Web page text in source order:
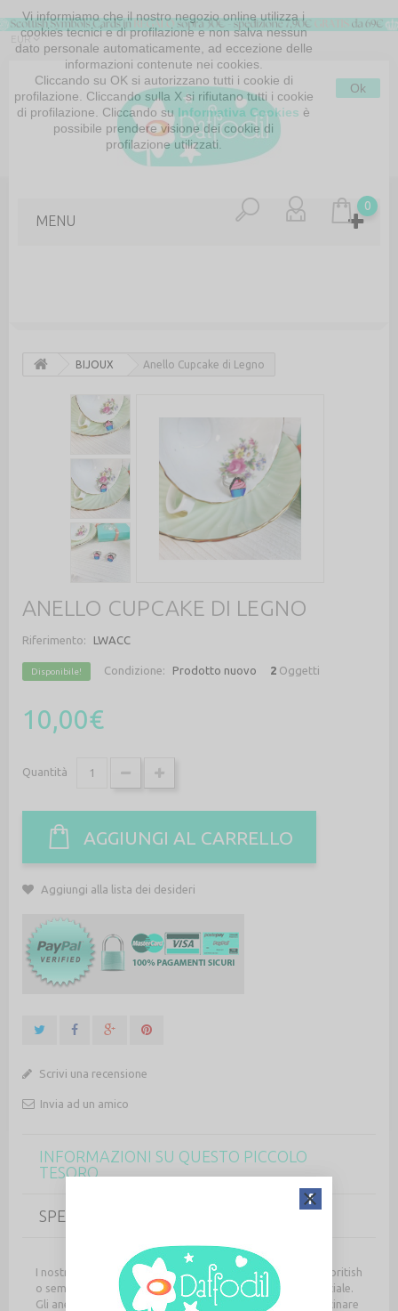
EUR
MENU
0
BIJOUX Anello Cupcake di Legno
ANELLO CUPCAKE DI LEGNO
Riferimento: LWACC
Disponibile! Condizione: Prodotto nuovo 2 Oggetti
10,00€
Quantità
AGGIUNGI AL CARRELLO
Aggiungi alla lista dei desideri
Scrivi una recensione
Invia ad un amico
INFORMAZIONI SU QUESTO PICCOLO
TESORO
SPECIFICHE
I nostri anelli esclusivi sono perfetti per chi ama il mondo british
o semplicemente per dedicare a qualcuno un ricordo speciale.
Gli anelli cupcake sono perfetti per chi ama i dolci o sa cucinare
Vi informiamo che il nostro negozio online utilizza i
cookies tecnici e di profilazione e non salva nessun
dato personale automaticamente, ad eccezione delle
informazioni contenute nei cookies.
Cliccando su OK si autorizzano tutti i cookie di
profilazione. Cliccando sulla X si rifiutano tutti i cookie
di profilazione. Cliccando su Informativa Cookies è
possibile prendere visione dei cookie di
profilazione utilizzati.
Ok